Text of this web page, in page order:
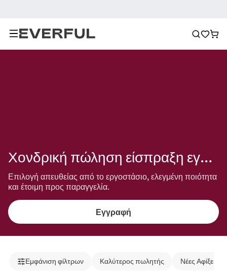
Χονδρική πώληση είσπραξη εγγύησης εφ' όρου ζωής
Επιλογή απευθείας από το εργοστάσιο, ελεγμένη ποιότητα
και έτοιμη προς παραγγελία.
Εγγραφή
Εμφάνιση φίλτρων Καλύτερος πωλητής Νέες Αφίξεις